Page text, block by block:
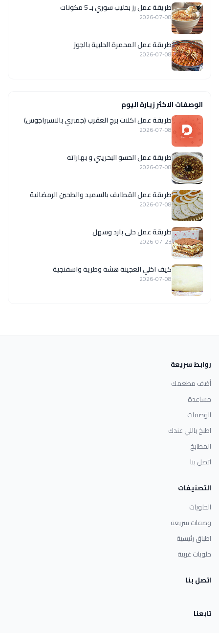
طريقة عمل رز بحليب سوري بـ 5 مكونات
2026-07-08
طريقة عمل المحمرة الحلبية بالجوز
2026-07-08
الوصفات الاكثر زيارة اليوم
طريقة عمل اكلات برج العقرب (جمبري بالاسبراجوس)
2026-07-08
طريقة عمل الحسو البحريني و بهاراته
2026-07-08
طريقة عمل القطايف بالسميد والطحين الرمضانية
2026-07-08
طريقة عمل حلى بارد وسهل
2026-07-23
كيف اخلي العجينة هشة وطرية واسفنجية
2026-07-08
روابط سريعة
أضف مطعمك
مساعدة
الوصفات
اطبخ باللي عندك
المطابخ
اتصل بنا
التصنيفات
الحلويات
وصفات سريعة
اطباق رئيسية
حلويات غربية
اتصل بنا
تابعنا